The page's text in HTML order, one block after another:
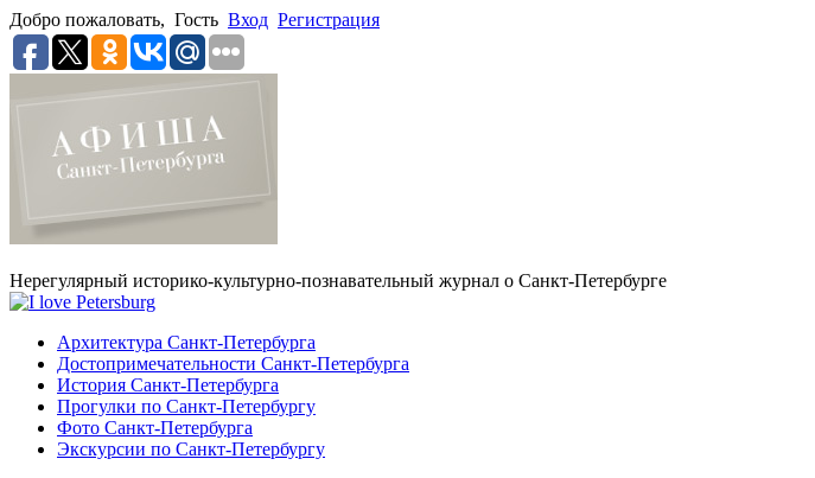
Добро пожаловать, Гость Вход Регистрация
Нерегулярный историко-культурно-познавательный журнал о Санкт-Петербурге
Архитектура Санкт-Петербурга
Достопримечательности Санкт-Петербурга
История Санкт-Петербурга
Прогулки по Санкт-Петербургу
Фото Санкт-Петербурга
Экскурсии по Санкт-Петербургу